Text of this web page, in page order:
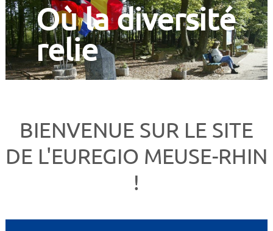
Où la diversité
relie
BIENVENUE SUR LE SITE
DE L'EUREGIO MEUSE-RHIN
!